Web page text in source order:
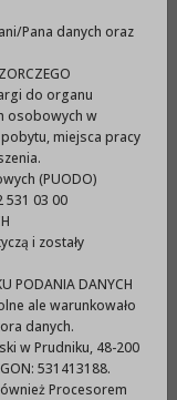
XML
Pana danych oraz
do organu
osobowych w
miejsca pracy
(PUODO)
531 03 00
i zostały
PODANIA DANYCH
ale warunkowało
danych.
w Prudniku, 48-200
531413188.
Procesorem